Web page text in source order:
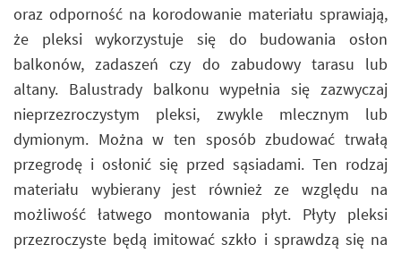
oraz odporność na korodowanie materiału sprawiają,
że pleksi wykorzystuje się do budowania osłon
balkonów, zadaszeń czy do zabudowy tarasu lub
altany. Balustrady balkonu wypełnia się zazwyczaj
nieprzezroczystym pleksi, zwykle mlecznym lub
dymionym. Można w ten sposób zbudować trwałą
przegrodę i osłonić się przed sąsiadami. Ten rodzaj
materiału wybierany jest również ze względu na
możliwość łatwego montowania płyt. Płyty pleksi
przezroczyste będą imitować szkło i sprawdzą się na